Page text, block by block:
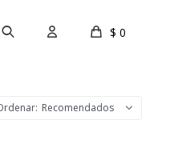
$ 0
Recomendados